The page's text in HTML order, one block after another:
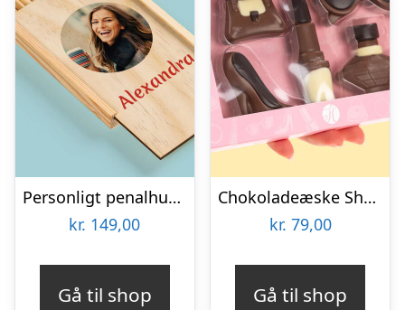
Personligt penalhus med foto & tekst
kr. 149,00
Gå til shop
Chokoladeæske Shopping
kr. 79,00
Gå til shop